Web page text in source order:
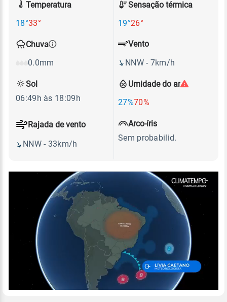
Temperatura
18°33°
Sensação térmica
19°26°
Chuva
0.0mm
Umidade do ar
27%70%
Vento
NNW - 7km/h
Rajada de vento
NNW - 33km/h
Sol
06:49h às 18:09h
Arco-íris
Sem probabilid.